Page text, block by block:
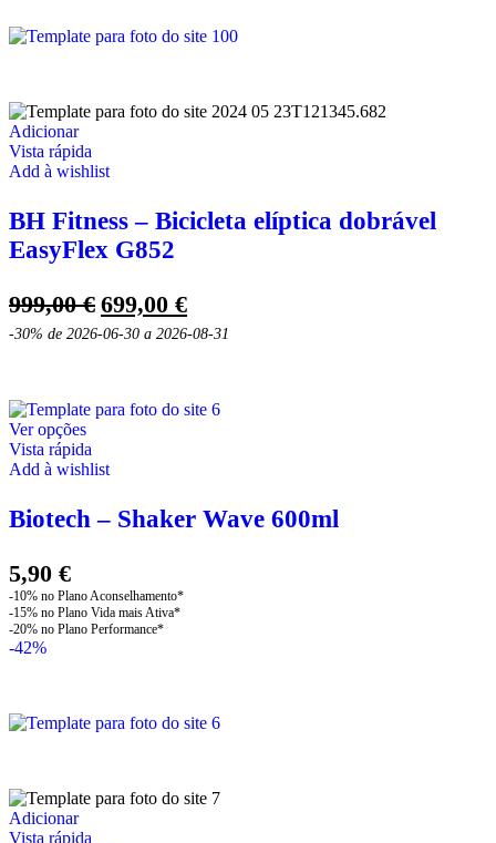
Adicionar
Vista rápida
Add à wishlist
BH Fitness – Bicicleta elíptica dobrável
EasyFlex G852
999,00€ O
preço
999,00 €.
699,00 €O
preço
699,00 €.
-30% de 2026-06-30 a 2026-08-31
Ver opçõesThis
product
has
variants.
The
be
chosen
on
Vista rápida
Add à wishlist
Biotech – Shaker Wave 600ml
5,90 €
-42%
Adicionar
Vista rápida